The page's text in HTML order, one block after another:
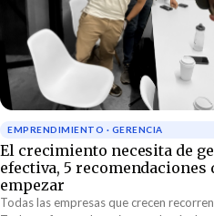
EMPRENDIMIENTO · GERENCIA
El crecimiento necesita de
efectiva, 5 recomendaciones
empezar
Todas las empresas que crecen